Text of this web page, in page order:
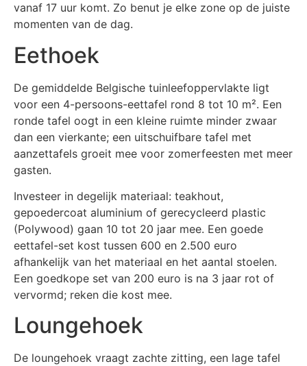
vanaf 17 uur komt. Zo benut je elke zone op de juiste
momenten van de dag.
Eethoek
De gemiddelde Belgische tuinleefoppervlakte ligt
voor een 4-persoons-eettafel rond 8 tot 10 m². Een
ronde tafel oogt in een kleine ruimte minder zwaar
dan een vierkante; een uitschuifbare tafel met
aanzettafels groeit mee voor zomerfeesten met meer
gasten.
Investeer in degelijk materiaal: teakhout,
gepoedercoat aluminium of gerecycleerd plastic
(Polywood) gaan 10 tot 20 jaar mee. Een goede
eettafel-set kost tussen 600 en 2.500 euro
afhankelijk van het materiaal en het aantal stoelen.
Een goedkope set van 200 euro is na 3 jaar rot of
vervormd; reken die kost mee.
Loungehoek
De loungehoek vraagt zachte zitting, een lage tafel